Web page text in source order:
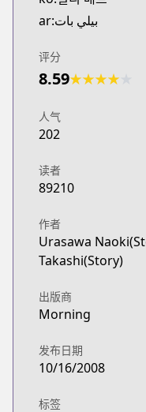
ar:بيلي بات
评分
8.59★★★★
人气
202
读者
89210
作者
Urasawa
Takashi(Story)
出版商
Morning
发布日期
10/16/2008
标签